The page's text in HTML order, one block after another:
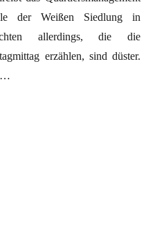
der Weißen Siedlung in
allerdings, die die
erzählen, sind düster.
…
wehrt sich gegen Adler-